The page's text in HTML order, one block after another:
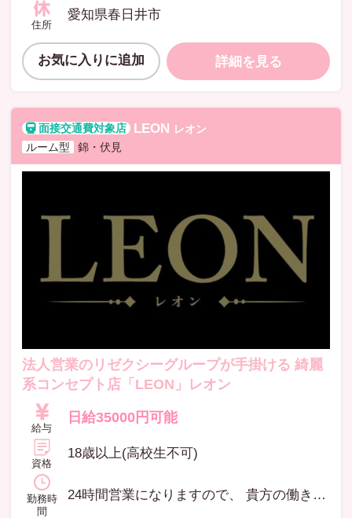
住所
愛知県春日井市
お気に入りに追加 詳細を見る
LEON レオン
ルーム型
錦・伏見
法人営業のリゼクシーグループが手掛ける 綺麗
系コンセプト店「LEON」レオン
給与
日給35000円可能
資格
18歳以上(高校生不可)
勤務時
間
24時間営業になりますので、 貴方の働きたい時間にいつでも働いて頂けます!